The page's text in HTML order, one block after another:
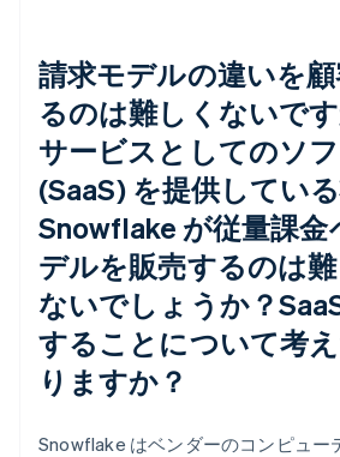
請求モデルの違いを
るのは難しくないで
サービスとしてのソ
(SaaS) を提供している
Snowflake が従量課金
デルを販売するのは
ないでしょうか？
することについて考
りますか？
Snowflake はベンダーのコンピュー